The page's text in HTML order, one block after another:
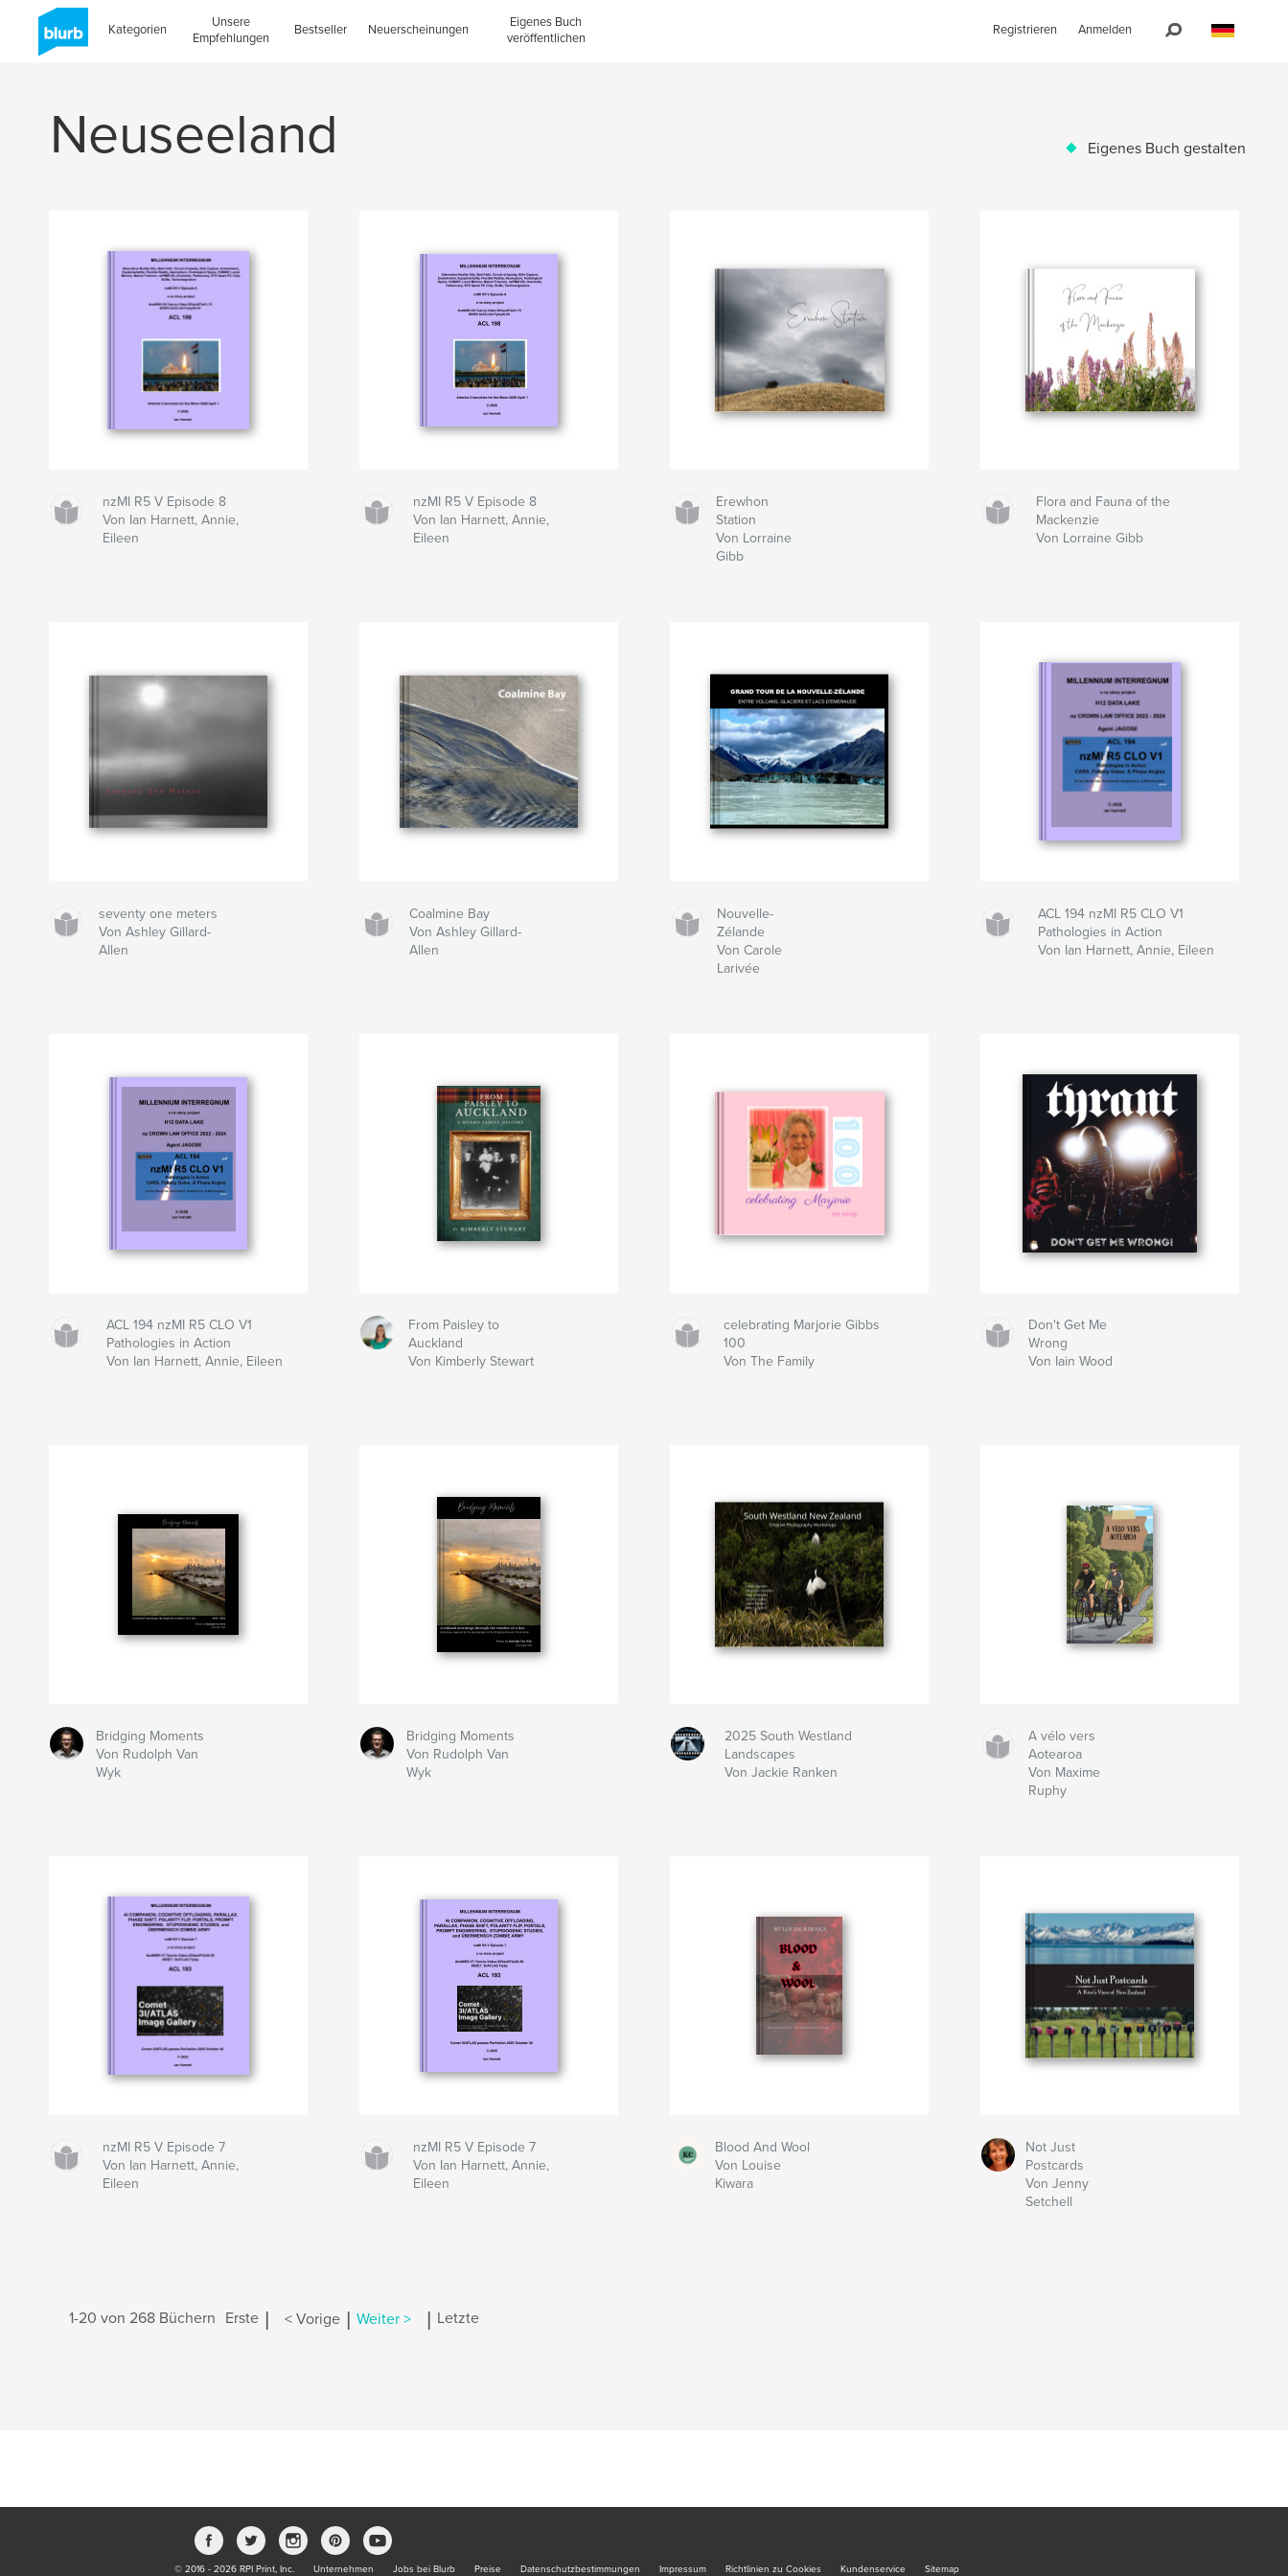
Kategorien
Unsere
Empfehlungen
Bestseller Neuerscheinungen
Eigenes Buch
veröffentlichen
Registrieren Anmelden
Neuseeland Eigenes Buch gestalten
nzMI R5 V Episode 8
Von Ian Harnett, Annie,
Eileen
nzMI R5 V Episode 8
Von Ian Harnett, Annie,
Eileen
Erewhon
Station
Von Lorraine
Gibb
Flora and Fauna of the
Mackenzie
Von Lorraine Gibb
seventy one meters
Von Ashley Gillard-
Allen
Coalmine Bay
Von Ashley Gillard-
Allen
Nouvelle-
Zélande
Von Carole
Larivée
ACL 194 nzMI R5 CLO V1
Pathologies in Action
Von Ian Harnett, Annie, Eileen
ACL 194 nzMI R5 CLO V1
Pathologies in Action
Von Ian Harnett, Annie, Eileen
From Paisley to
Auckland
Von Kimberly Stewart
celebrating Marjorie Gibbs
100
Von The Family
Don't Get Me
Wrong
Von Iain Wood
Bridging Moments
Von Rudolph Van
Wyk
Bridging Moments
Von Rudolph Van
Wyk
2025 South Westland
Landscapes
Von Jackie Ranken
A vélo vers
Aotearoa
Von Maxime
Ruphy
nzMI R5 V Episode 7
Von Ian Harnett, Annie,
Eileen
nzMI R5 V Episode 7
Von Ian Harnett, Annie,
Eileen
Blood And Wool
Von Louise
Kiwara
Not Just
Postcards
Von Jenny
Setchell
1-20 von 268 Büchern Erste < Vorige Weiter > Letzte
© 2016 - 2026 RPI Print, Inc. Unternehmen Jobs bei Blurb Preise Datenschutzbestimmungen Impressum Richtlinien zu Cookies Kundenservice Sitemap